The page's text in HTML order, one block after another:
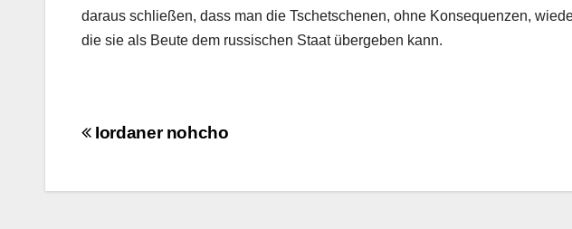
daraus schließen, dass man die Tschetschenen, ohne Konsequenzen,
die sie als Beute dem russischen Staat übergeben kann.
Beitragsnavigation
Iordaner nohcho